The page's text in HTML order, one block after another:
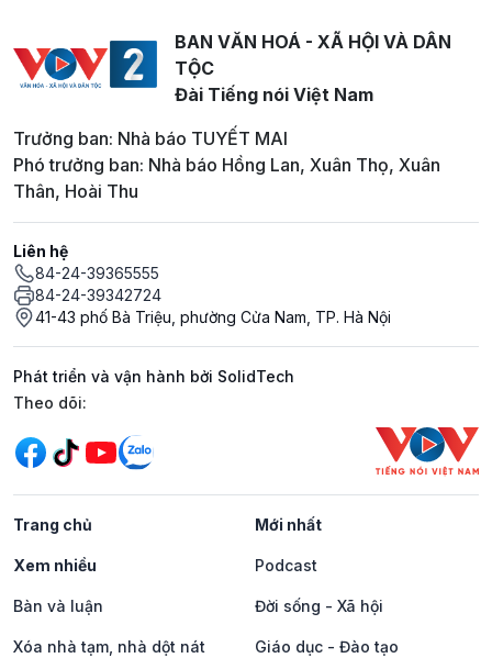
BAN VĂN HOÁ - XÃ HỘI VÀ DÂN
TỘC
Đài Tiếng nói Việt Nam
Trưởng ban: Nhà báo TUYẾT MAI
Phó trưởng ban: Nhà báo Hồng Lan, Xuân Thọ, Xuân
Thân, Hoài Thu
Liên hệ
84-24-39365555
84-24-39342724
41-43 phố Bà Triệu, phường Cửa Nam, TP. Hà Nội
Phát triển và vận hành bởi SolidTech
Mạng xã hội
Theo dõi:
Trang chủ Mới nhất
Xem nhiều Podcast
Bàn và luận Đời sống - Xã hội
Xóa nhà tạm, nhà dột nát Giáo dục - Đào tạo